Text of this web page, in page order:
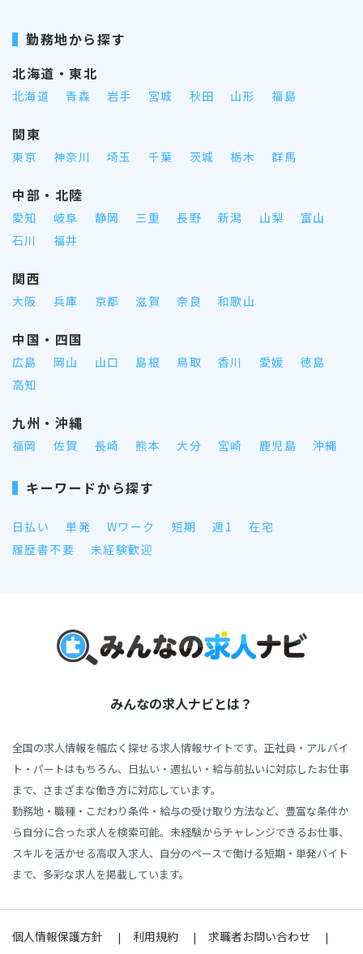
勤務地から探す
北海道・東北
北海道 青森 岩手 宮城 秋田 山形 福島
関東
東京 神奈川 埼玉 千葉 茨城 栃木 群馬
中部・北陸
愛知 岐阜 静岡 三重 長野 新潟 山梨
富山
石川
福井
関西
大阪 兵庫 京都 滋賀 奈良 和歌山
中国・四国
広島 岡山 山口 島根 鳥取 香川 愛媛
徳島
高知
九州・沖縄
福岡 佐賀 長崎 熊本 大分 宮崎 鹿児島 沖縄
キーワードから探す
日払い 単発 Wワーク 短期 週1
在宅
履歴書不要
未経験歓迎
みんなの求人ナビとは？
全国の求人情報を幅広く探せる求人情報サイトです。正社員・アルバイ
ト・パートはもちろん、日払い・週払い・給与前払いに対応したお仕事
まで、さまざまな働き方に対応しています。
勤務地・職種・こだわり条件・給与の受け取り方法など、豊富な条件か
ら自分に合った求人を検索可能。未経験からチャレンジできるお仕事、
スキルを活かせる高収入求人、自分のペースで働ける短期・単発バイト
まで、多彩な求人を掲載しています。
個人情報保護方針 利用規約 求職者お問い合わせ